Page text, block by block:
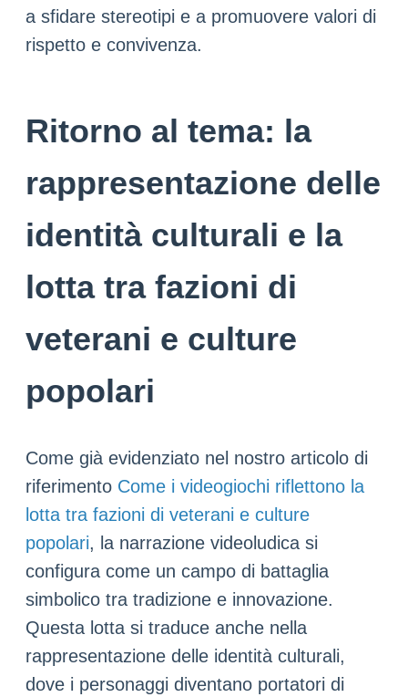
a sfidare stereotipi e a promuovere valori di
rispetto e convivenza.
Ritorno al tema: la
rappresentazione delle
identità culturali e la
lotta tra fazioni di
veterani e culture
popolari
Come già evidenziato nel nostro articolo di
riferimento Come i videogiochi riflettono la
lotta tra fazioni di veterani e culture
popolari, la narrazione videoludica si
configura come un campo di battaglia
simbolico tra tradizione e innovazione.
Questa lotta si traduce anche nella
rappresentazione delle identità culturali,
dove i personaggi diventano portatori di